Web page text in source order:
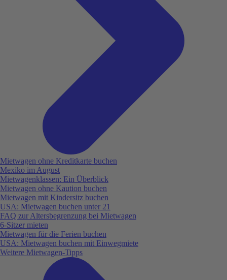
Mietwagen ohne Kreditkarte buchen
Mexiko im August
Mietwagenklassen: Ein Überblick
Mietwagen ohne Kaution buchen
Mietwagen mit Kindersitz buchen
USA: Mietwagen buchen unter 21
FAQ zur Altersbegrenzung bei Mietwagen
6-Sitzer mieten
Mietwagen für die Ferien buchen
USA: Mietwagen buchen mit Einwegmiete
Weitere Mietwagen-Tipps